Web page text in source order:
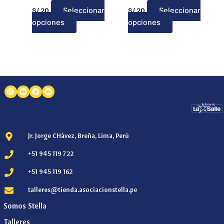
S/20
Seleccionar
opciones
la
página
de
S/20
Seleccionar
opciones
la
página
de
Jr. Jorge CHávez, Breña, Lima, Perú
+51 945 119 722
+51 945 119 162
talleres@tienda.asociacionstella.pe
Somos Stella